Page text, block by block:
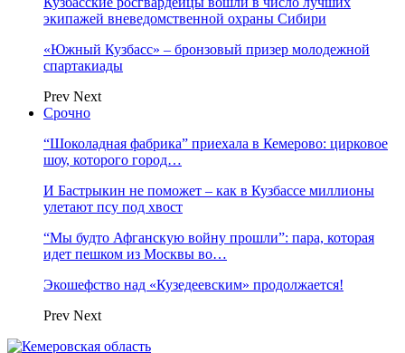
экипажей вневедомственной охраны Сибири
«Южный Кузбасс» – бронзовый призер молодежной
спартакиады
Prev Next
Срочно
“Шоколадная фабрика” приехала в Кемерово: цирковое
шоу, которого город…
И Бастрыкин не поможет – как в Кузбассе миллионы
улетают псу под хвост
“Мы будто Афганскую войну прошли”: пара, которая
идет пешком из Москвы во…
Экошефство над «Кузедеевским» продолжается!
Prev Next